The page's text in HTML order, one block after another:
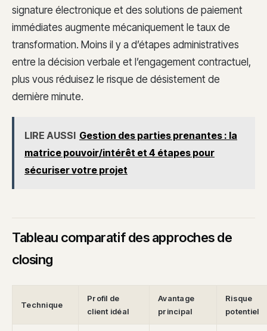
signature électronique et des solutions de paiement
immédiates augmente mécaniquement le taux de
transformation. Moins il y a d’étapes administratives
entre la décision verbale et l’engagement contractuel,
plus vous réduisez le risque de désistement de
dernière minute.
LIRE AUSSI Gestion des parties prenantes : la
matrice pouvoir/intérêt et 4 étapes pour
sécuriser votre projet
Tableau comparatif des approches de
closing
Technique
Profil de
client idéal
Avantage
principal
Risque
potentiel